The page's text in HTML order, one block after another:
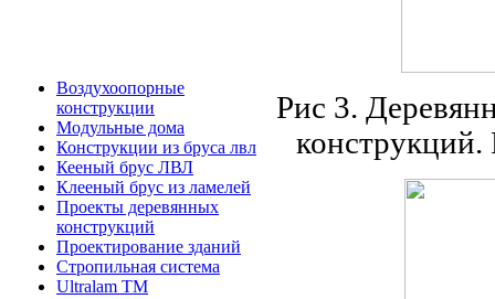
Воздухоопорные
конструкции
Модульные дома
Конструкции из бруса лвл
Кееный брус ЛВЛ
Клееный брус из ламелей
Проекты деревянных
конструкций
Проектирование зданий
Стропильная система
Ultralam TM
Рис 3.
конструкций.